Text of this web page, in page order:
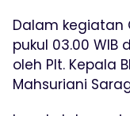
Dalam kegiatan
pukul 03.00
oleh Plt. Kepala
Mahsuriani